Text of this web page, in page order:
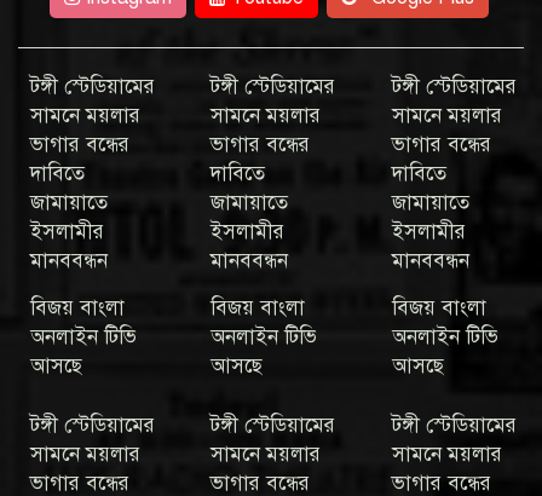
টঙ্গী স্টেডিয়ামের
সামনে ময়লার
ভাগার বন্ধের
দাবিতে
জামায়াতে
ইসলামীর
মানববন্ধন
বিজয় বাংলা
অনলাইন টিভি
আসছে
টঙ্গী স্টেডিয়ামের
সামনে ময়লার
ভাগার বন্ধের
দাবিতে
জামায়াতে
ইসলামীর
মানববন্ধন
বিজয় বাংলা
অনলাইন টিভি
আসছে
টঙ্গী স্টেডিয়ামের
সামনে ময়লার
ভাগার বন্ধের
দাবিতে
জামায়াতে
ইসলামীর
মানববন্ধন
বিজয় বাংলা
অনলাইন টিভি
আসছে
টঙ্গী স্টেডিয়ামের
সামনে ময়লার
ভাগার বন্ধের
টঙ্গী স্টেডিয়ামের
সামনে ময়লার
ভাগার বন্ধের
টঙ্গী স্টেডিয়ামের
সামনে ময়লার
ভাগার বন্ধের